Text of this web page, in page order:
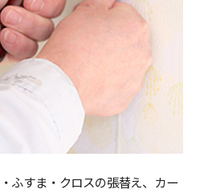
ふすま・クロスの張替え、カー